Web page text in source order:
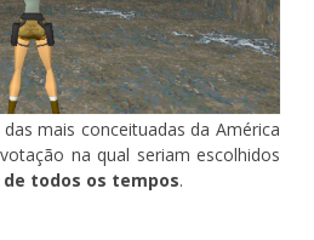
mais conceituadas da América
na qual seriam escolhidos
todos os tempos.